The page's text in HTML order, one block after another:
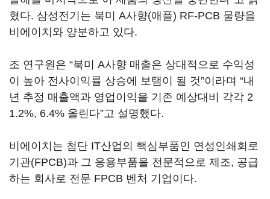
혔다. 삼성전기는 북미 A사향(애플) RF-PCB 물량을
비에이치와 양분하고 있다.
조 연구원은 “북미 A사향 매출은 상대적으로 수익성
이 높아 전사이익률 상승에 보탬이 될 것”이라며 “내
년 추정 매출액과 영업이익을 기존 예상대비 각각 2
1.2%, 6.4% 올린다”고 설명했다.
비에이치는 첨단 IT산업의 핵심부품인 연성인쇄회로
기관(FPCB)과 그 응용부품을 전문적으로 제조, 공급
하는 회사로 전문 FPCB 벤처 기업이다.